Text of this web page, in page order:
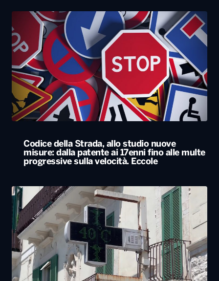
Codice della Strada, allo studio nuove
misure: dalla patente ai 17enni fino alle multe
progressive sulla velocità. Eccole